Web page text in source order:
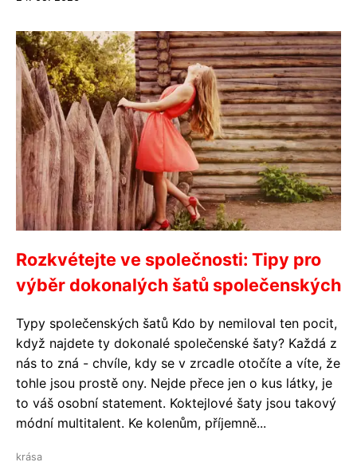
Rozkvétejte ve společnosti: Tipy pro
výběr dokonalých šatů společenských
Typy společenských šatů Kdo by nemiloval ten pocit,
když najdete ty dokonalé společenské šaty? Každá z
nás to zná - chvíle, kdy se v zrcadle otočíte a víte, že
tohle jsou prostě ony. Nejde přece jen o kus látky, je
to váš osobní statement. Koktejlové šaty jsou takový
módní multitalent. Ke kolenům, příjemně...
krása